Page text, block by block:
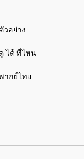
อย่าง
ได้ ที่ไหน
ากย์ไทย